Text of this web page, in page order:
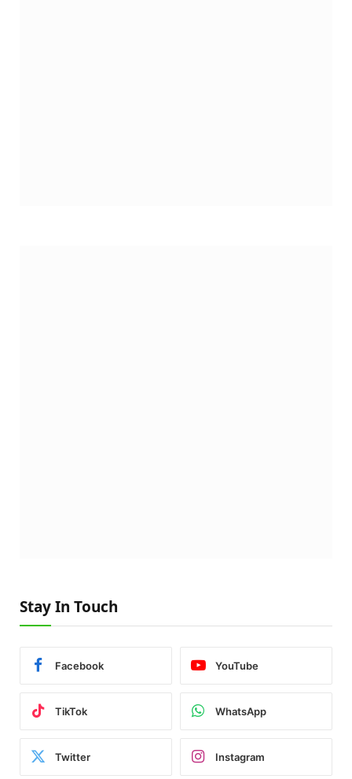
Stay In Touch
Facebook YouTube
TikTok WhatsApp
Twitter Instagram